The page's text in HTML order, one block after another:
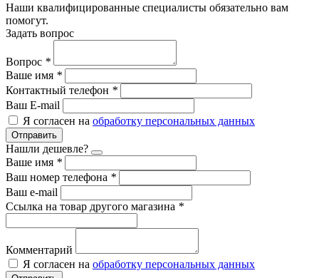
Наши квалифицированные специалисты обязательно вам
помогут.
Задать вопрос
Вопрос *
Ваше имя *
Контактный телефон *
Ваш E-mail
Я согласен на обработку персональных данных
Отправить
Нашли дешевле?
Ваше имя *
Ваш номер телефона *
Ваш e-mail
Ссылка на товар другого магазина *
Комментарий
Я согласен на обработку персональных данных